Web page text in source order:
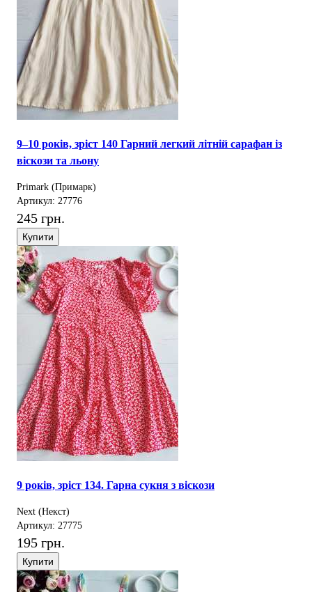
9–10 років, зріст 140 Гарний легкий літній сарафан із
віскози та льону
Primark (Примарк)
Артикул: 27776
245 грн.
Купити
9 років, зріст 134. Гарна сукня з віскози
Next (Некст)
Артикул: 27775
195 грн.
Купити